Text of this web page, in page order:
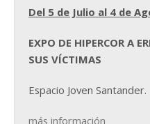
Del 5 de Julio al 4 de
EXPO DE HIPERCOR A
SUS VÍCTIMAS
Espacio Joven
más información